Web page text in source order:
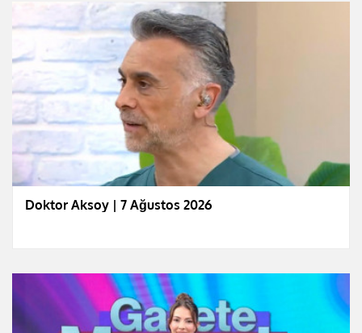
Doktor Aksoy | 7 Ağustos 2026